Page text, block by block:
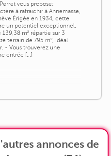
vous propose:
à rafraichir à Annemasse,
Érigée en 1934, cette
un potentiel exceptionnel.
m² répartie sur 3
terrain de 795 m², idéal
- Vous trouverez une
entrée [...]
annonces de